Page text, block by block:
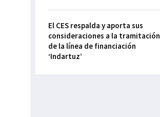
El CES respalda y aporta sus
consideraciones a la tramitación
de la línea de financiación
‘Indartuz’